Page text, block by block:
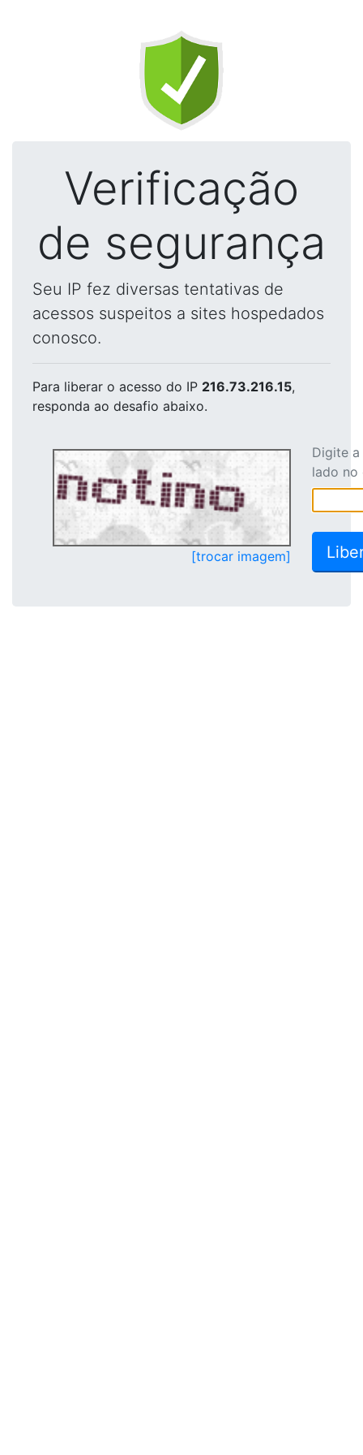
Verificação
de segurança
Seu IP fez diversas tentativas de
acessos suspeitos a sites hospedados
conosco.
Para liberar o acesso do IP 216.73.216.15,
responda ao desafio abaixo.
[trocar imagem]
Digite
lado no